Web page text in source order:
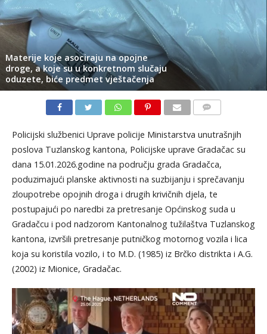
Materije koje asociraju na opojne
droge, a koje su u konkretnom slučaju
oduzete, biće predmet vještačenja
Policijski službenici Uprave policije Ministarstva unutrašnjih
poslova Tuzlanskog kantona, Policijske uprave Gradačac su
dana 15.01.2026.godine na području grada Gradačca,
poduzimajući planske aktivnosti na suzbijanju i sprečavanju
zloupotrebe opojnih droga i drugih krivičnih djela, te
postupajući po naredbi za pretresanje Općinskog suda u
Gradačcu i pod nadzorom Kantonalnog tužilaštva Tuzlanskog
kantona, izvršili pretresanje putničkog motornog vozila i lica
koja su koristila vozilo, i to M.D. (1985) iz Brčko distrikta i A.G.
(2002) iz Mionice, Gradačac.